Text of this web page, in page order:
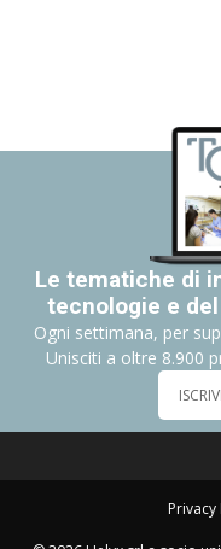
Le tematiche di
tecnologie e
Ogni settimana, per
Unisciti a oltre 8.900
Privacy